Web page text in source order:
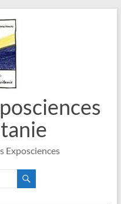
Exposciences